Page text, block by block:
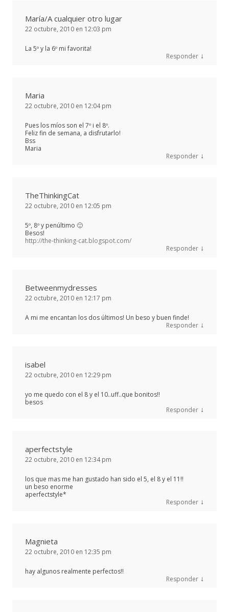
María/A cualquier otro lugar
22 octubre, 2010 en 12:03 pm
La 5º y la 6º mi favorita!
Responder ↓
Maria
22 octubre, 2010 en 12:04 pm
Pues los míos son el 7º i el 8º.
Feliz fin de semana, a disfrutarlo!
Bss
Maria
Responder ↓
TheThinkingCat
22 octubre, 2010 en 12:05 pm
5º, 8º y penúltimo 🙂
Besos!
http://the-thinking-cat.blogspot.com/
Responder ↓
Betweenmydresses
22 octubre, 2010 en 12:17 pm
A mi me encantan los dos últimos! Un beso y buen finde!
Responder ↓
isabel
22 octubre, 2010 en 12:29 pm
yo me quedo con el 8 y el 10..uff..que bonitos!!
besos
Responder ↓
aperfectstyle
22 octubre, 2010 en 12:34 pm
los que mas me han gustado han sido el 5, el 8 y el 11!!
un beso enorme
aperfectstyle*
Responder ↓
Magnieta
22 octubre, 2010 en 12:35 pm
hay algunos realmente perfectos!!
Responder ↓